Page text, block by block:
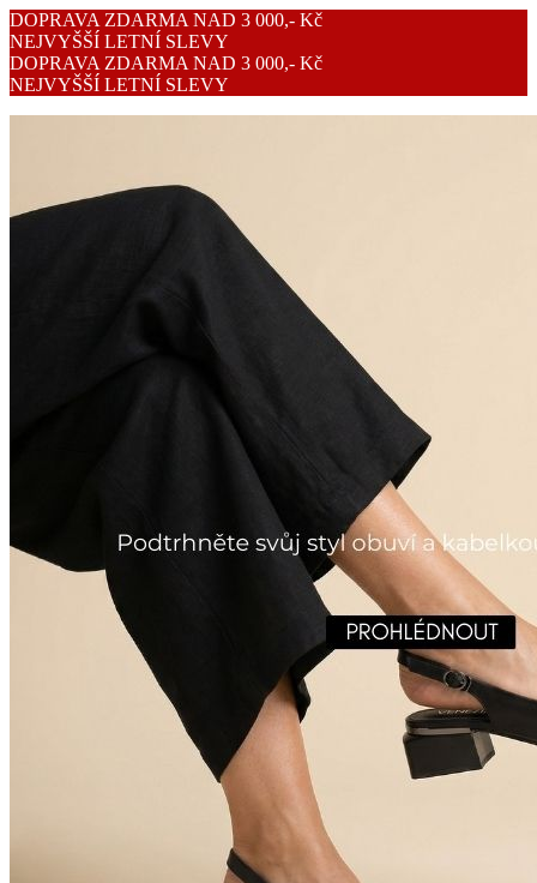
DOPRAVA ZDARMA NAD 3 000,- Kč
NEJVYŠŠÍ LETNÍ SLEVY
DOPRAVA ZDARMA NAD 3 000,- Kč
NEJVYŠŠÍ LETNÍ SLEVY